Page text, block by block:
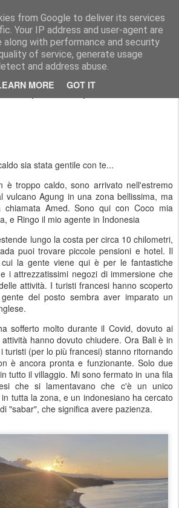
from Google to deliver its services
Your IP address and user-agent are
along with performance and security
of service, generate usage
and address abuse.
MORE GOT IT
le porte del paradiso
sia stata gentile con te...
è troppo caldo, sono arrivato nell'estremo
vulcano Agung in una zona bellissima, ma
chiamata Amed. Sono qui con Coco mia
e Ringo il mio agente in Indonesia
lungo la costa per circa 10 chilometri,
puoi trovare piccole pensioni e hotel. Il
la gente viene qui è per le fantastiche
i attrezzatissimi negozi di immersione che
attività. I turisti francesi hanno scoperto
del posto sembra aver imparato un
sofferto molto durante il Covid, dovuto ai
hanno dovuto chiudere. Ora Bali è in
turisti (per lo più francesi) stanno ritornando
è ancora pronta e funzionante. Solo due
tutto il villaggio. Mi sono fermato in una fila
che si lamentavano che c'è un unico
tutta la zona, e un indonesiano ha cercato
"sabar", che significa avere pazienza.